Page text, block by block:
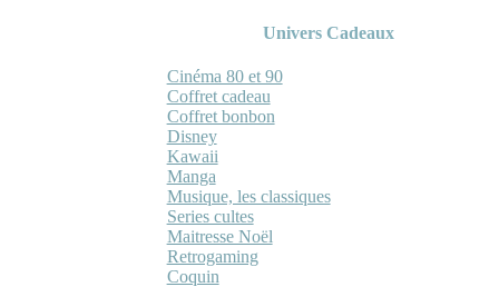
Univers Cadeaux
Cinéma 80 et 90
Coffret cadeau
Coffret bonbon
Disney
Kawaii
Manga
Musique, les classiques
Series cultes
Maitresse Noël
Retrogaming
Coquin